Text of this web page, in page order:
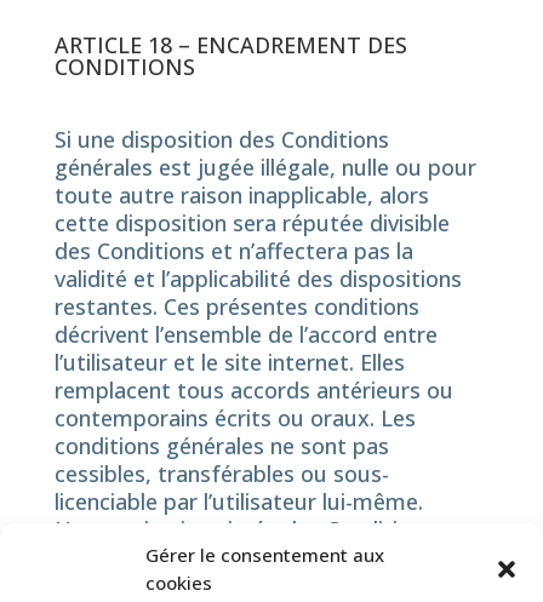
Gérer le consentement aux
cookies
ARTICLE 18 – ENCADREMENT DES
CONDITIONS
Si une disposition des Conditions
générales est jugée illégale, nulle ou pour
toute autre raison inapplicable, alors
cette disposition sera réputée divisible
des Conditions et n’affectera pas la
validité et l’applicabilité des dispositions
restantes. Ces présentes conditions
décrivent l’ensemble de l’accord entre
l’utilisateur et le site internet. Elles
remplacent tous accords antérieurs ou
contemporains écrits ou oraux. Les
conditions générales ne sont pas
cessibles, transférables ou sous-
licenciable par l’utilisateur lui-même.
Une version imprimée des Conditions et
de tous les avis donnés sous forme
électronique pourra être demandée dans